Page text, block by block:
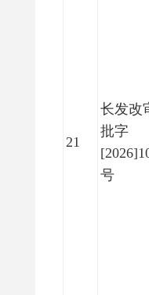
21
长发改
批字
号